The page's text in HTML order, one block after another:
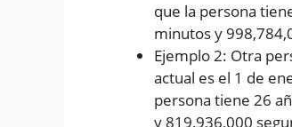
que la persona
minutos y
Ejemplo 2: Otra
actual es el 1 de
persona tiene 26
y 819,936,000